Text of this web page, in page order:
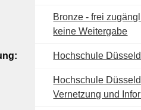
Bronze - frei
keine Weitergabe
Hochschule
Hochschule
Vernetzung und